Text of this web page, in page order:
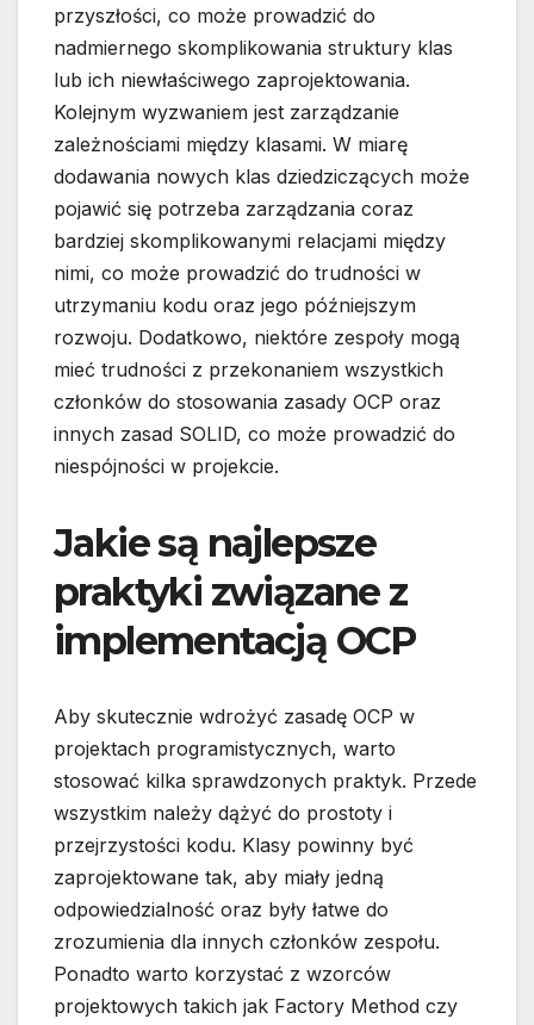
przyszłości, co może prowadzić do
nadmiernego skomplikowania struktury klas
lub ich niewłaściwego zaprojektowania.
Kolejnym wyzwaniem jest zarządzanie
zależnościami między klasami. W miarę
dodawania nowych klas dziedziczących może
pojawić się potrzeba zarządzania coraz
bardziej skomplikowanymi relacjami między
nimi, co może prowadzić do trudności w
utrzymaniu kodu oraz jego późniejszym
rozwoju. Dodatkowo, niektóre zespoły mogą
mieć trudności z przekonaniem wszystkich
członków do stosowania zasady OCP oraz
innych zasad SOLID, co może prowadzić do
niespójności w projekcie.
Jakie są najlepsze
praktyki związane z
implementacją OCP
Aby skutecznie wdrożyć zasadę OCP w
projektach programistycznych, warto
stosować kilka sprawdzonych praktyk. Przede
wszystkim należy dążyć do prostoty i
przejrzystości kodu. Klasy powinny być
zaprojektowane tak, aby miały jedną
odpowiedzialność oraz były łatwe do
zrozumienia dla innych członków zespołu.
Ponadto warto korzystać z wzorców
projektowych takich jak Factory Method czy